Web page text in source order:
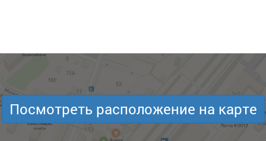
Посмотреть расположение на карте